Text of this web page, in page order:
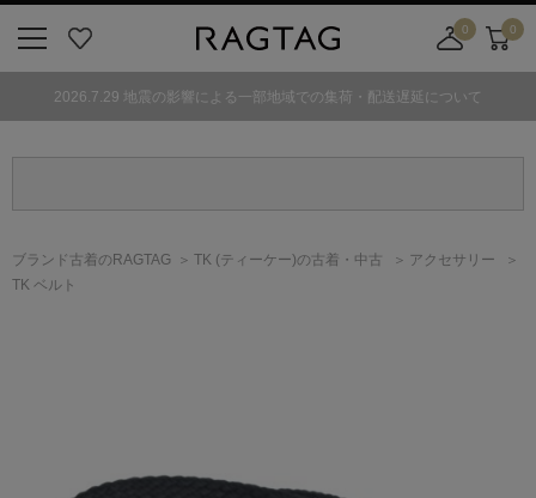
気
0
舗
カ
ト
0
2026.7.29 地震の影響による一部地域での集荷・配送遅延について
ブランド古着のRAGTAG TK (ティーケー)の古着・中古
アクセサリー
TK ベルト